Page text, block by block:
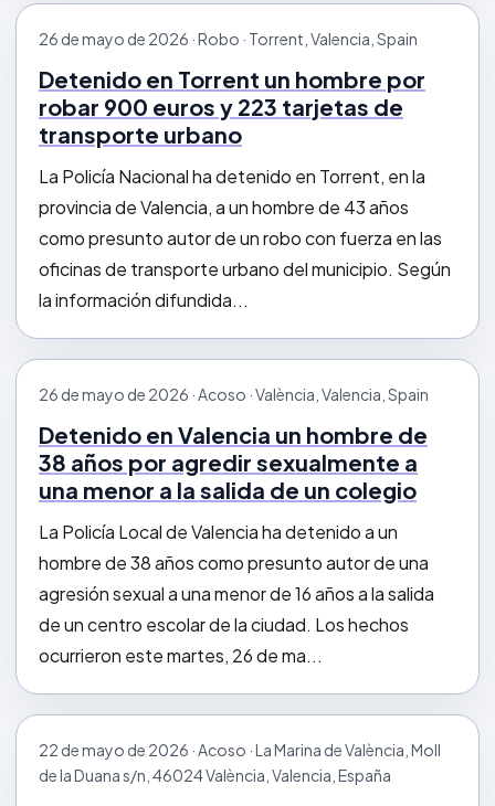
26 de mayo de 2026 · Robo · Torrent, Valencia, Spain
Detenido en Torrent un hombre por
robar 900 euros y 223 tarjetas de
transporte urbano
La Policía Nacional ha detenido en Torrent, en la
provincia de Valencia, a un hombre de 43 años
como presunto autor de un robo con fuerza en las
oficinas de transporte urbano del municipio. Según
la información difundida...
26 de mayo de 2026 · Acoso · València, Valencia, Spain
Detenido en Valencia un hombre de
38 años por agredir sexualmente a
una menor a la salida de un colegio
La Policía Local de Valencia ha detenido a un
hombre de 38 años como presunto autor de una
agresión sexual a una menor de 16 años a la salida
de un centro escolar de la ciudad. Los hechos
ocurrieron este martes, 26 de ma...
22 de mayo de 2026 · Acoso · La Marina de València, Moll
de la Duana s/n, 46024 València, Valencia, España